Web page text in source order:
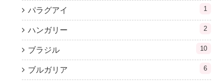
パラグアイ 1
ハンガリー 2
ブラジル 10
ブルガリア 6